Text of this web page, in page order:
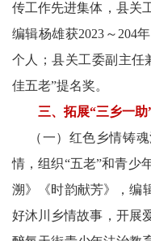
天
下
间
才
传工作先进集体，县关
编辑杨雄获2023～204
个人；县关工委副主任
佳五老”提名奖。
三、拓展“三乡一
（一）红色乡情铸魂
情，组织“五老”和青少
溯》《时韵献芳》，编
好沐川乡情故事，开展